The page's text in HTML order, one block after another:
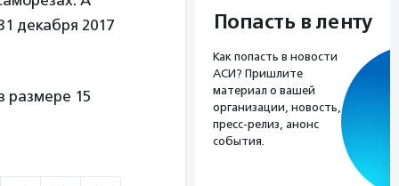
декабря 2017
размере 15
Попасть в ленту
Как попасть в новости
АСИ? Пришлите
материал о вашей
организации, новость,
пресс-релиз, анонс
события.